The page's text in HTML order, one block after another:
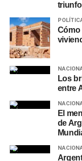
Cómo
Los
entre
El
de